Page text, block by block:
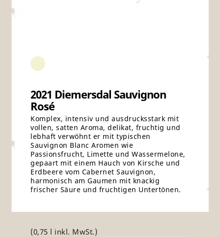
2021 Diemersdal Sauvignon
Rosé
Komplex, intensiv und ausdrucksstark mit
vollen, satten Aroma, delikat, fruchtig und
lebhaft verwöhnt er mit typischen
Sauvignon Blanc Aromen wie
Passionsfrucht, Limette und Wassermelone,
gepaart mit einem Hauch von Kirsche und
Erdbeere vom Cabernet Sauvignon,
harmonisch am Gaumen mit knackig
frischer Säure und fruchtigen Untertönen.
(0,75 l inkl. MwSt.)